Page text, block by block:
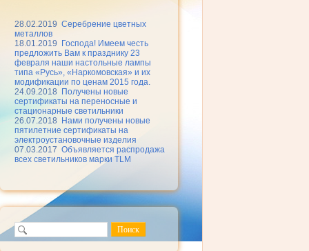
28.02.2019 Серебрение цветных
металлов
18.01.2019
Господа! Имеем честь
предложить Вам к празднику 23
февраля наши настольные лампы
типа «Русь», «Наркомовская» и их
модификации по ценам 2015 года.
24.09.2018
Получены новые
сертификаты на переносные и
стационарные светильники
26.07.2018
Нами получены новые
пятилетние сертификаты на
электроустановочные изделия
07.03.2017 Объявляется распродажа
всех светильников марки TLM